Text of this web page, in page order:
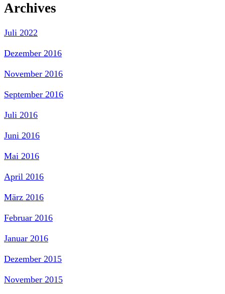
Archives
Juli 2022
Dezember 2016
November 2016
September 2016
Juli 2016
Juni 2016
Mai 2016
April 2016
März 2016
Februar 2016
Januar 2016
Dezember 2015
November 2015